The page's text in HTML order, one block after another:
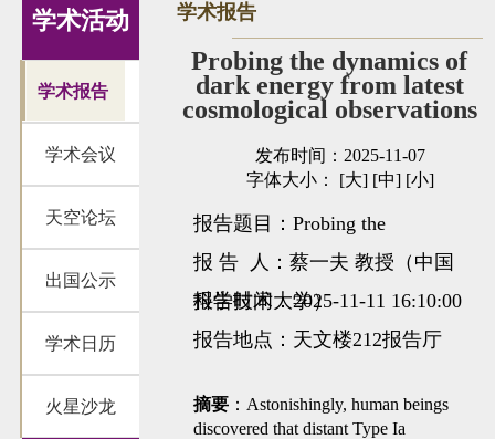
学术活动
学术报告
学术会议
天空论坛
出国公示
学术日历
火星沙龙
学术报告
Probing the dynamics of
dark energy from latest
cosmological observations
发布时间：2025-11-07
字体大小： [大] [中] [小]
报告题目：Probing the
dynamics of dark energy from
latest cosmological observations
报 告 人：蔡一夫 教授（中国
科学技术大学）
报告时间：2025-11-11 16:10:00
报告地点：天文楼212报告厅
摘要 ：Astonishingly, human beings
discovered that distant Type Ia